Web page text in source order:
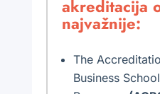
akreditacija
najvažnije:
The
Business